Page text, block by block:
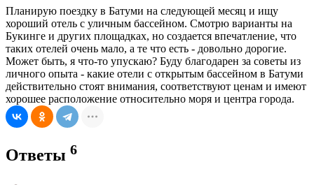
Планирую поездку в Батуми на следующей месяц и ищу
хороший отель с уличным бассейном. Смотрю варианты на
Букинге и других площадках, но создается впечатление, что
таких отелей очень мало, а те что есть - довольно дорогие.
Может быть, я что-то упускаю? Буду благодарен за советы из
личного опыта - какие отели с открытым бассейном в Батуми
действительно стоят внимания, соответствуют ценам и имеют
хорошее расположение относительно моря и центра города.
Ответы 6